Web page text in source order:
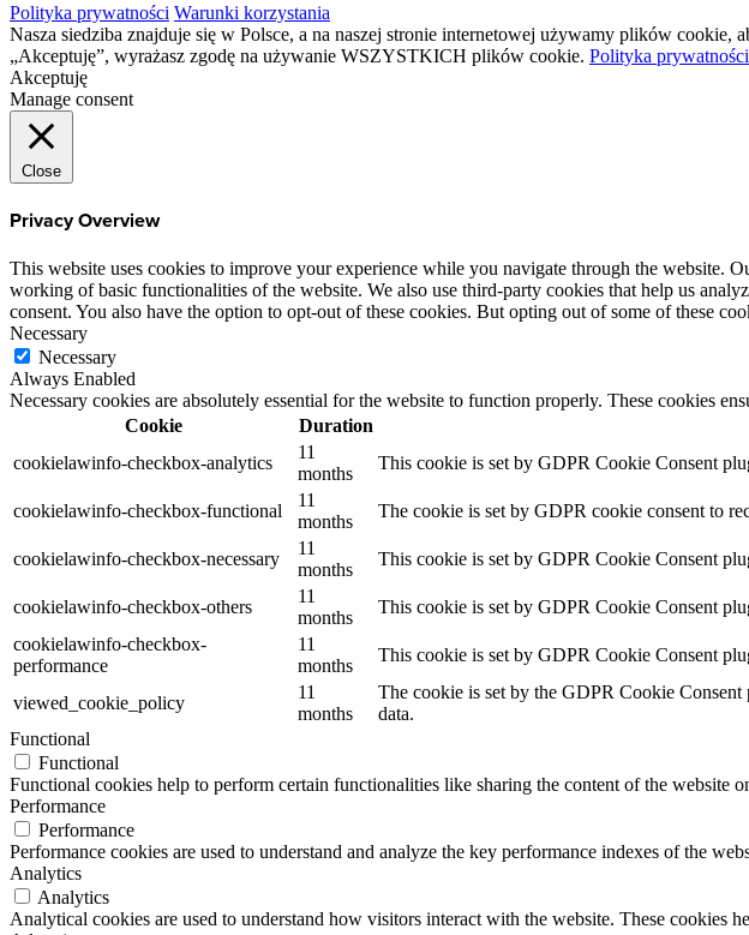
Polityka prywatności Warunki korzystania
Nasza siedziba znajduje się w Polsce, a na naszej stronie internetowej używamy plików
„Akceptuję”, wyrażasz zgodę na używanie WSZYSTKICH plików cookie. Polityka prywatności
Akceptuję
Manage consent
Close
Privacy Overview
This website uses cookies to improve your experience while you navigate through the website.
working of basic functionalities of the website. We also use third-party cookies that help us
consent. You also have the option to opt-out of these cookies. But opting out of some of these
Necessary
Necessary
Always Enabled
Necessary cookies are absolutely essential for the website to function properly. These cookies
Cookie
Duration
cookielawinfo-checkbox-analytics
11
months
This cookie is set by GDPR Cookie Consent
cookielawinfo-checkbox-functional
11
months
The cookie is set by GDPR cookie consent to
cookielawinfo-checkbox-necessary
11
months
This cookie is set by GDPR Cookie Consent
cookielawinfo-checkbox-others
11
months
This cookie is set by GDPR Cookie Consent
cookielawinfo-checkbox-
performance
11
months
This cookie is set by GDPR Cookie Consent
viewed_cookie_policy
11
months
The cookie is set by the GDPR Cookie Consent
data.
Functional
Functional
Functional cookies help to perform certain functionalities like sharing the content of the website
Performance
Performance
Performance cookies are used to understand and analyze the key performance indexes of the
Analytics
Analytics
Analytical cookies are used to understand how visitors interact with the website. These cookies